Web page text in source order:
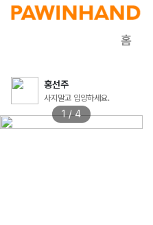
홈
홍선주
사지말고 입양하세요.
1 / 4